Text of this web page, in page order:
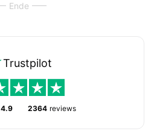
Ende
Trustpilot
4.9 2364 reviews